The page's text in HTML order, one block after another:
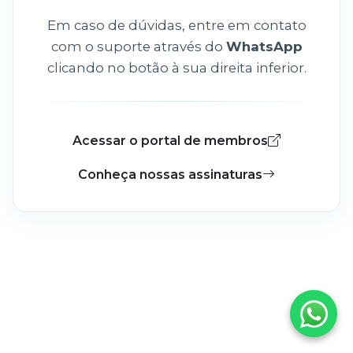
Em caso de dúvidas, entre em contato
com o suporte através do WhatsApp
clicando no botão à sua direita inferior.
Acessar o portal de membros
Conheça nossas assinaturas